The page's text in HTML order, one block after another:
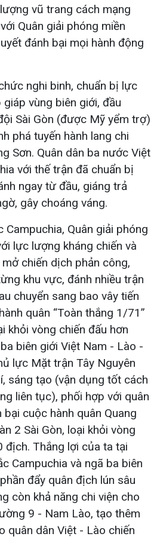
vũ trang cách mạng
Quân giải phóng miền
đánh bại mọi hành động
nghi binh, chuẩn bị lực
vùng biên giới, đầu
Sài Gòn (được Mỹ yểm trợ)
phá tuyến hành lang chi
Sơn. Quân dân ba nước Việt
với thế trận đã chuẩn bị
ngay từ đầu, giáng trả
gây choáng váng.
Quân giải phóng
lực lượng kháng chiến và
chiến dịch phản công,
khu vực, đánh nhiều trận
chuyển sang bao vây tiến
quân “Toàn thắng 1/71”
khỏi vòng chiến đấu hơn
biên giới Việt Nam - Lào -
lực Mặt trận Tây Nguyên
sáng tạo (vận dụng tốt cách
liên tục), phối hợp với quân
cuộc hành quân Quang
2 Sài Gòn, loại khỏi vòng
địch. Thắng lợi của ta tại
Campuchia và ngã ba biên
đẩy quân địch lún sâu
còn khả năng chi viện cho
9 - Nam Lào, tạo thêm
quân dân Việt - Lào chiến